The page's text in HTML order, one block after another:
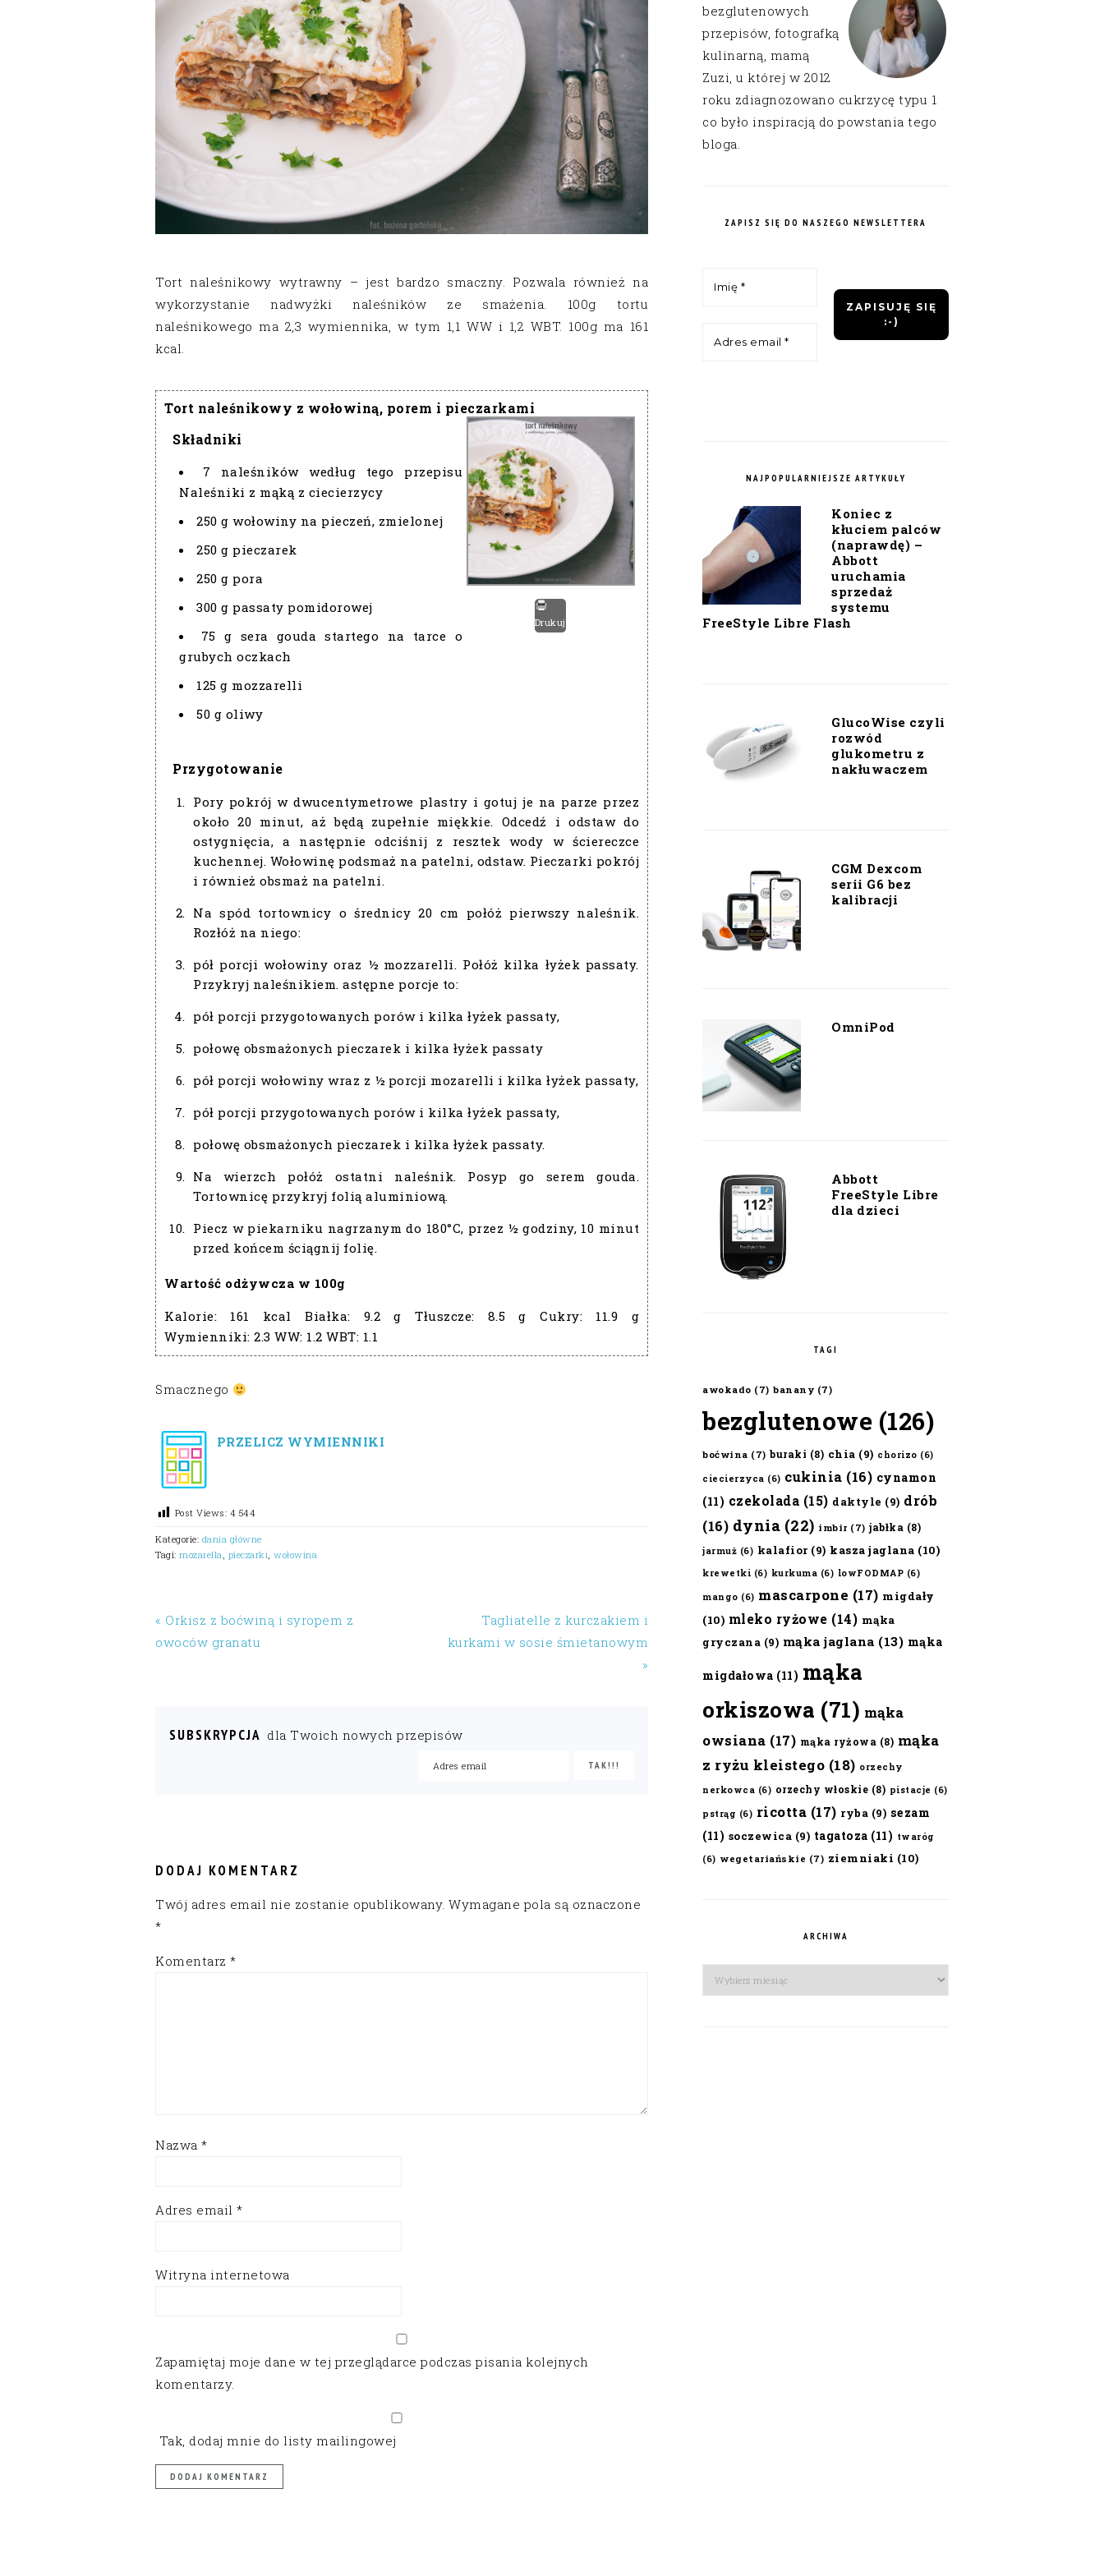
Tort naleśnikowy wytrawny – jest bardzo smaczny. Pozwala również na
wykorzystanie nadwyżki naleśników ze smażenia. 100g tortu
naleśnikowego ma 2,3 wymiennika, w tym 1,1 WW i 1,2 WBT. 100g ma 161
kcal.
Tort naleśnikowy z wołowiną, porem i pieczarkami
Drukuj
Składniki
7 naleśników według tego przepisu
Naleśniki z mąką z ciecierzycy
250 g wołowiny na pieczeń, zmielonej
250 g pieczarek
250 g pora
300 g passaty pomidorowej
75 g sera gouda startego na tarce o
grubych oczkach
125 g mozzarelli
50 g oliwy
Przygotowanie
Pory pokrój w dwucentymetrowe plastry i gotuj je na parze przez
około 20 minut, aż będą zupełnie miękkie. Odcedź i odstaw do
ostygnięcia, a następnie odciśnij z resztek wody w ściereczce
kuchennej. Wołowinę podsmaż na patelni, odstaw. Pieczarki pokrój
i również obsmaż na patelni.
Na spód tortownicy o średnicy 20 cm połóż pierwszy naleśnik.
Rozłóż na niego:
pół porcji wołowiny oraz ½ mozzarelli. Połóż kilka łyżek passaty.
Przykryj naleśnikiem. astępne porcje to:
pół porcji przygotowanych porów i kilka łyżek passaty,
połowę obsmażonych pieczarek i kilka łyżek passaty
pół porcji wołowiny wraz z ½ porcji mozarelli i kilka łyżek passaty,
pół porcji przygotowanych porów i kilka łyżek passaty,
połowę obsmażonych pieczarek i kilka łyżek passaty.
Na wierzch połóż ostatni naleśnik. Posyp go serem gouda.
Tortownicę przykryj folią aluminiową.
Piecz w piekarniku nagrzanym do 180°C, przez ½ godziny, 10 minut
przed końcem ściągnij folię.
Wartość odżywcza w 100g
Kalorie: 161 kcal Białka: 9.2 g Tłuszcze: 8.5 g Cukry: 11.9 g
Wymienniki: 2.3 WW: 1.2 WBT: 1.1
Smacznego
PRZELICZ WYMIENNIKI
Post Views: 4 544
Kategorie: dania główne
Tagi: mozarella, pieczarki, wołowina
« Orkisz z boćwiną i syropem z
owoców granatu
Tagliatelle z kurczakiem i
kurkami w sosie śmietanowym
»
SUBSKRYPCJA dla Twoich nowych przepisów
DODAJ KOMENTARZ
Twój adres email nie zostanie opublikowany. Wymagane pola są oznaczone
*
Komentarz *
Nazwa *
Adres email *
Witryna internetowa
Zapamiętaj moje dane w tej przeglądarce podczas pisania kolejnych
komentarzy.
Tak, dodaj mnie do listy mailingowej
bezglutenowych
przepisów, fotografką
kulinarną, mamą
Zuzi, u której w 2012
roku zdiagnozowano cukrzycę typu 1
co było inspiracją do powstania tego
bloga.
ZAPISZ SIĘ DO NASZEGO NEWSLETTERA
NAJPOPULARNIEJSZE ARTYKUŁY
Koniec z
kłuciem palców
(naprawdę) –
Abbott
uruchamia
sprzedaż
systemu
FreeStyle Libre Flash
GlucoWise czyli
rozwód
glukometru z
nakłuwaczem
CGM Dexcom
serii G6 bez
kalibracji
OmniPod
Abbott
FreeStyle Libre
dla dzieci
TAGI
awokado (7) banany (7)
bezglutenowe (126)
boćwina (7) buraki (8) chia (9) chorizo (6)
ciecierzyca (6) cukinia (16) cynamon
(11) czekolada (15) daktyle (9) drób
(16) dynia (22) imbir (7) jabłka (8)
jarmuż (6) kalafior(9) kasza jaglana (10)
krewetki (6) kurkuma (6) lowFODMAP (6)
mango (6) mascarpone (17) migdały
(10) mleko ryżowe (14) mąka
gryczana (9) mąka jaglana (13) mąka
migdałowa (11) mąka
orkiszowa (71) mąka
owsiana (17) mąka ryżowa (8) mąka
z ryżu kleistego (18) orzechy
nerkowca (6) orzechy włoskie (8) pistacje (6)
pstrąg (6) ricotta (17) ryba (9) sezam
(11) soczewica (9) tagatoza (11) twaróg
(6) wegetariańskie (7) ziemniaki (10)
ARCHIWA
Archiwa